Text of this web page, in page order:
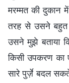
मरम्मत की
तरह से उसने बहुत
उसने मुझे बताया
किसी उपकरण का
सारे पुर्ज़े बदल